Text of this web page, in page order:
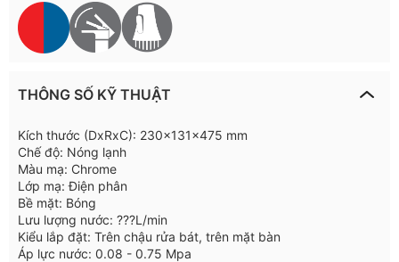
THÔNG SỐ KỸ THUẬT
Kích thước (DxRxC): 230x131x475 mm
Chế độ: Nóng lạnh
Màu mạ: Chrome
Lớp mạ: Điện phân
Bề mặt: Bóng
Lưu lượng nước: ???L/min
Kiểu lắp đặt: Trên chậu rửa bát, trên mặt bàn
Áp lực nước: 0.08 - 0.75 Mpa